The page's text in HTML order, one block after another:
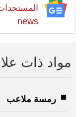
news
مواد ذات
رمسة ملاعب